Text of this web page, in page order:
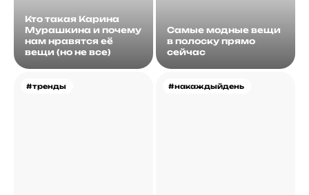
Кто такая Карина
Мурашкина и почему
нам нравятся её
вещи (но не все)
Самые модные вещи
в полоску прямо
сейчас
#тренды #накаждыйдень